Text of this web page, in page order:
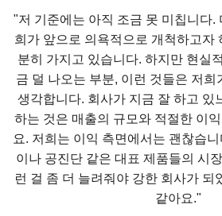
"저 기준에는 아직 조금 못 미칩니다.
희가 앞으로 의욕적으로 개척하고자
분히 가지고 있습니다. 하지만 현실
금 덜 나오는 부분, 이런 것들은 저희
생각합니다. 회사가 지금 잘 하고 있
하는 것은 매출의 규모와 적절한 이
요. 저희는 이익 측면에서는 괜찮습
이나 공진단 같은 대표 제품들의 시
런 걸 좀 더 늘려줘야 강한 회사가 되
같아요."